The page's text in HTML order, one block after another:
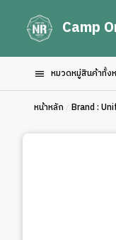
Camp
หมวดหมู่สินค้าทั้ง
หน้าหลัก / Brand :